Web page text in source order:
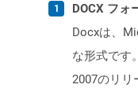
DOCX フォ
Docxは、
な形式です
2007のリリ